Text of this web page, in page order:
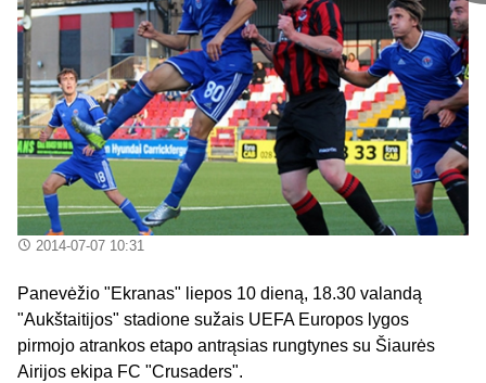
2014-07-07 10:31
Panevėžio "Ekranas" liepos 10 dieną, 18.30 valandą
"Aukštaitijos" stadione sužais UEFA Europos lygos
pirmojo atrankos etapo antrąsias rungtynes su Šiaurės
Airijos ekipa FC "Crusaders".